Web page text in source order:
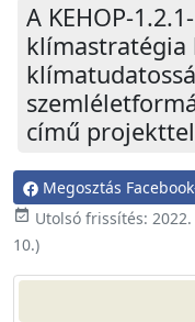
A KEHOP-
klímastratégia
című
Megosztás
event_available Utolsó frissítés:
10.)